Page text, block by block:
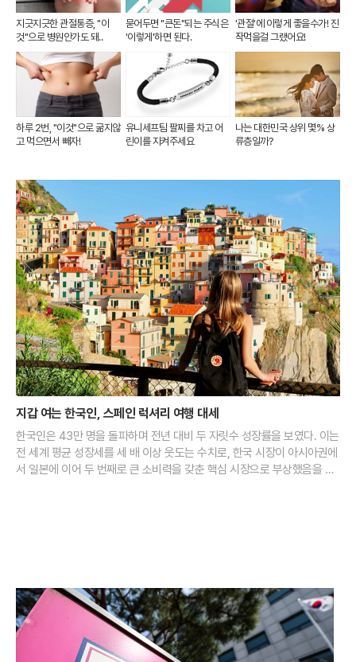
지긋지긋한 관절통증, "이
것"으로 병원안가도 돼..
묻어두면 "큰돈"되는 주식은
'이렇게'하면 된다.
'관절'에 이렇게 좋을수가! 진
작먹을걸 그랬어요!
하루 2번, "이것"으로 굶지않
고 먹으면서 빼자!
유니세프팀 팔찌를 차고 어
린이를 지켜주세요
나는 대한민국 상위 몇% 상
류층일까?
지갑 여는 한국인, 스페인 럭셔리 여행 대세
한국인은 43만 명을 돌파하며 전년 대비 두 자릿수 성장률을 보였다. 이는
전 세계 평균 성장세를 세 배 이상 웃도는 수치로, 한국 시장이 아시아권에
서 일본에 이어 두 번째로 큰 소비력을 갖춘 핵심 시장으로 부상했음을 입
에서 가장 높은 교회 건축물이라는 상징성을 확보한 바르셀로나는 연말까
지 1,500여 개의 문화 행사를 이어가며 전 세계 여행객들을 불러모으고 있
다. 국내 항공사들 역시 인천과 바르셀로나를 잇는 직항 노선을 강화하며
늘어나는 장거리 여행 수요에 적극적으로 대응하는 추세다.여행객들의 동
선은 바르셀로나를 넘어 안달루시아 지방과 마드리드로 정교하게 확장되